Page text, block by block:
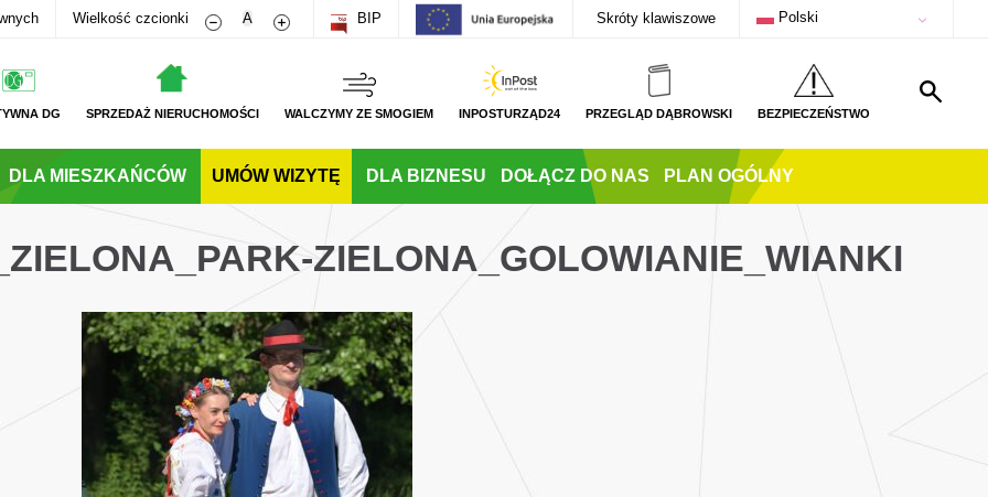
Wielkość czcionki Zmniejsz rozmiar czcionki
A Zwiększ rozmiar czcionki
BIP Skróty klawiszowe Polski
DG SPRZEDAŻ NIERUCHOMOŚCI WALCZYMY ZE SMOGIEM INPOSTURZĄD24 PRZEGLĄD DĄBROWSKI BEZPIECZEŃSTWO
DLA MIESZKAŃCÓW UMÓW WIZYTĘ DLA BIZNESU DOŁĄCZ DO NAS PLAN OGÓLNY
ZIELONA_GOLOWIANIE_WIANKI